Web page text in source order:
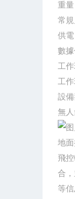
重
常
供
數
工
工
設
無
地
飛
合
等